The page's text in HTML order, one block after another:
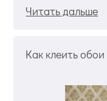
Читать дальше
Как клеить обои